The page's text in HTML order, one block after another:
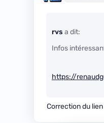
rvs a dit:
Infos
https://
Correction du